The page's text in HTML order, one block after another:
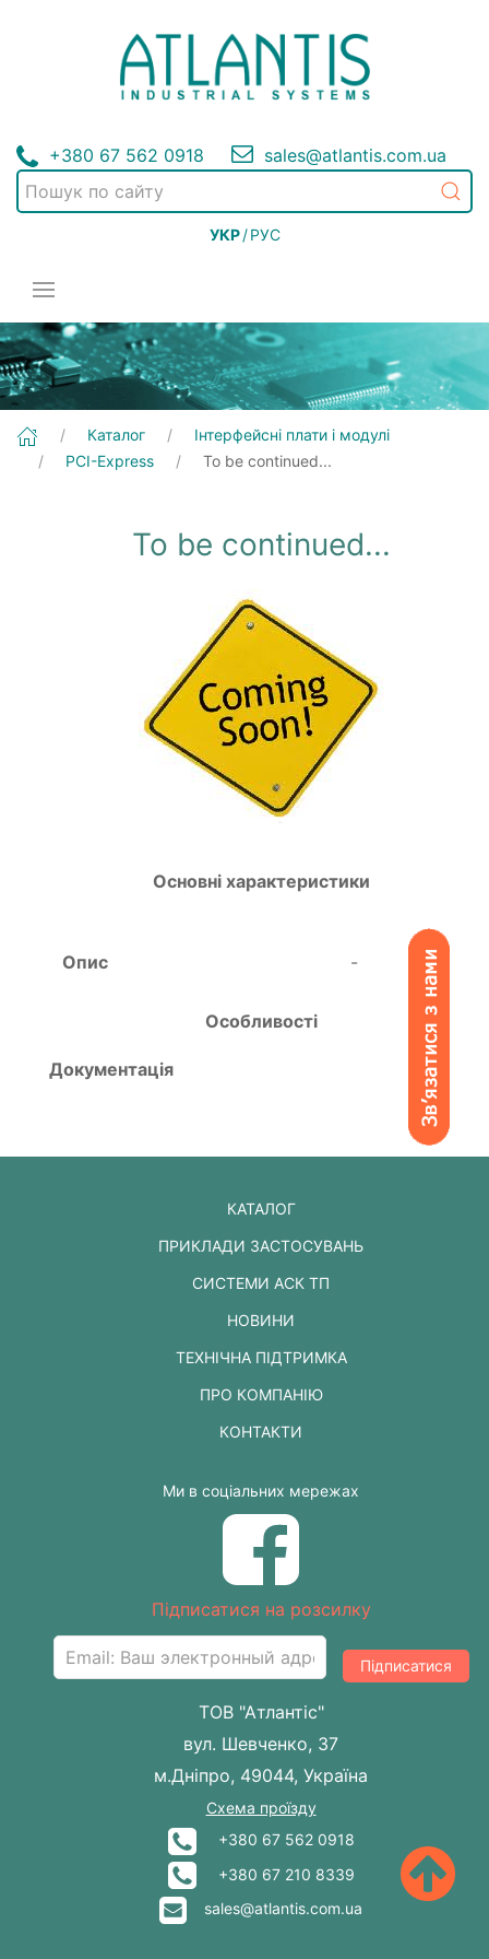
+380 67 562 0918 sales@atlantis.com.ua
УКР / РУС
Каталог
Інтерфейсні плати і модулі
PCI-Express
To be continued...
To be continued...
Основні характеристики
Опис -
Особливості
Документація
КАТАЛОГ
ПРИКЛАДИ ЗАСТОСУВАНЬ
СИСТЕМИ АСК ТП
НОВИНИ
ТЕХНІЧНА ПІДТРИМКА
ПРО КОМПАНІЮ
КОНТАКТИ
Ми в соціальних мережах
Підписатися на розсилку
Підписатися
ТОВ "Атлантіс"
вул. Шевченко, 37
м.Дніпро, 49044, Україна
Схема проїзду
+380 67 562 0918
+380 67 210 8339
sales@atlantis.com.ua